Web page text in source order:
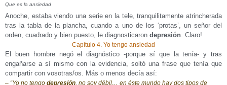
Que es la ansiedad
Anoche, estaba viendo una serie en la tele, tranquilitamente atrincherada
tras la tabla de la plancha, cuando a uno de los ‘protas’, un señor del
orden, cuadrado y bien puesto, le diagnosticaron depresión. Claro!
Capítulo 4. Yo tengo ansiedad
El buen hombre negó el diagnóstico -porque sí que la tenía- y tras
engañarse a sí mismo con la evidencia, soltó una frase que tenía que
compartir con vosotras/os. Más o menos decía así:
– “Yo no tengo depresión, no soy débil… en éste mundo hay dos tipos de